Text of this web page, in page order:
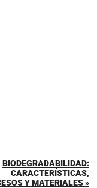
BIODEGRADABILIDAD:
CARACTERÍSTICAS,
Y MATERIALES »